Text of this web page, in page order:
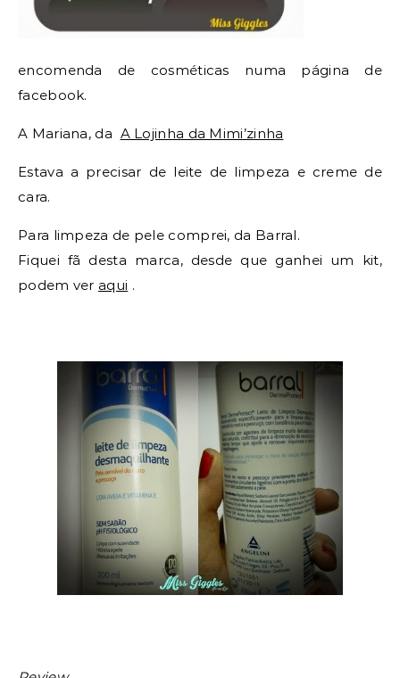
encomenda de cosméticas numa página de
facebook.
A Mariana, da A Lojinha da Mimi’zinha
Estava a precisar de leite de limpeza e creme de
cara.
Para limpeza de pele comprei, da Barral.
Fiquei fã desta marca, desde que ganhei um kit,
podem veraqui .